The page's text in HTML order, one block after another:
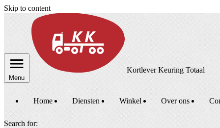
Skip to content
Menu
Kortlever Keuring Totaal
Home Diensten Winkel Over ons
Search for: